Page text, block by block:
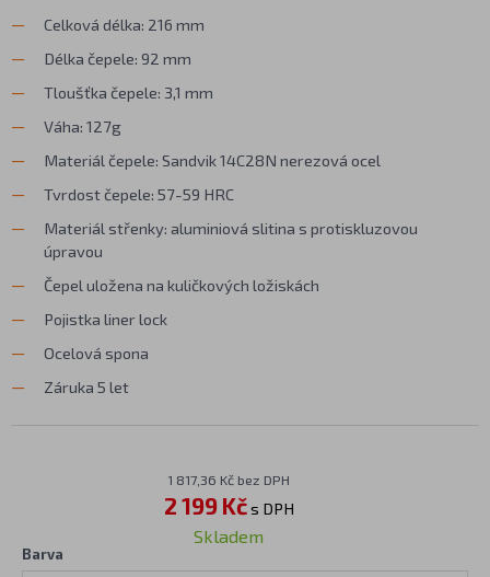
Celková délka: 216 mm
Délka čepele: 92 mm
Tloušťka čepele: 3,1 mm
Váha: 127g
Materiál čepele: Sandvik 14C28N nerezová ocel
Tvrdost čepele: 57-59 HRC
Materiál střenky: aluminiová slitina s protiskluzovou
úpravou
Čepel uložena na kuličkových ložiskách
Pojistka liner lock
Ocelová spona
Záruka 5 let
1 817,36 Kč bez DPH
2 199 Kčs DPH
Skladem
Barva